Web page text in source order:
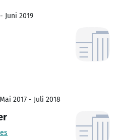
Juni 2019
2017 - Juli 2018